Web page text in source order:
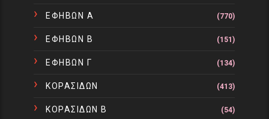
ΕΦΗΒΩΝ Α (770)
ΕΦΗΒΩΝ Β (151)
ΕΦΗΒΩΝ Γ (134)
ΚΟΡΑΣΙΔΩΝ (413)
ΚΟΡΑΣΙΔΩΝ Β (54)